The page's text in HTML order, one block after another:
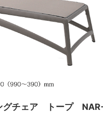
グチェア トープ